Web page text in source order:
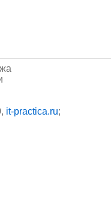
it-practica.ru;